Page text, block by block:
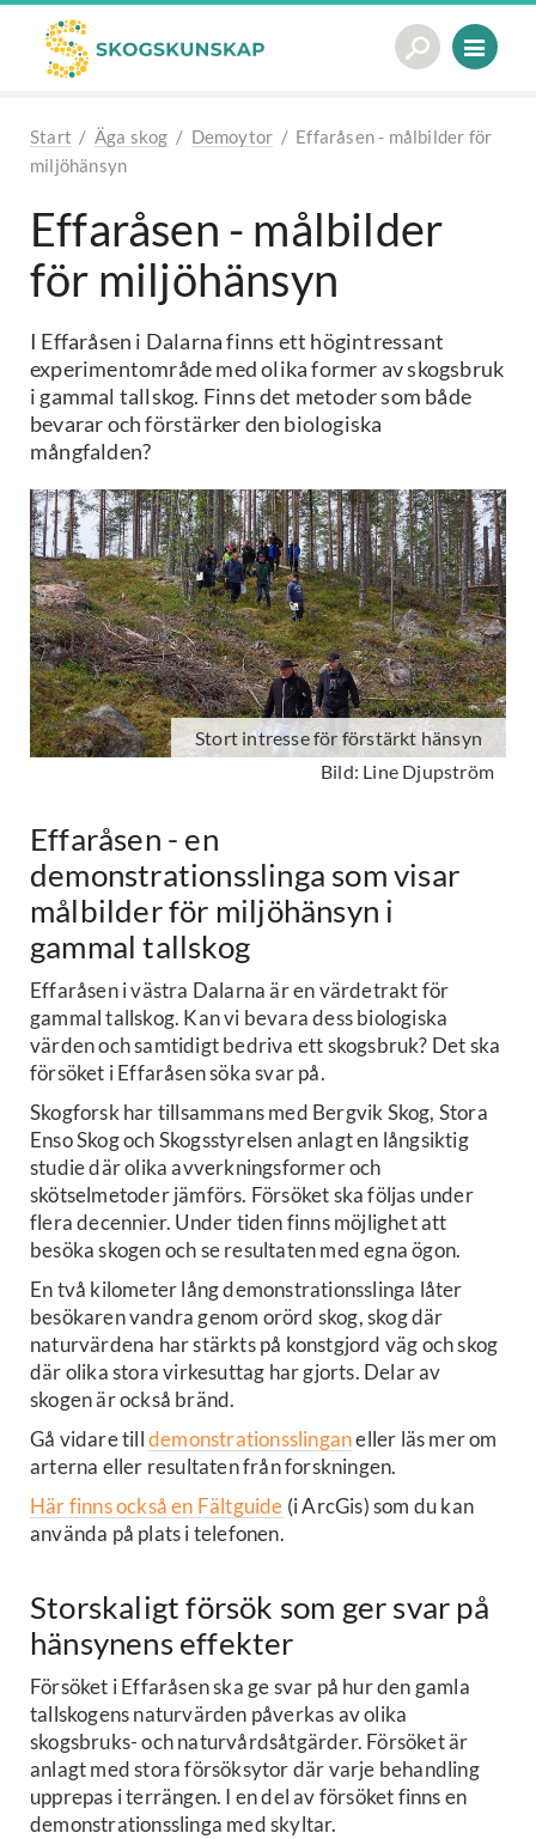
Start / Äga skog / Demoytor / Effaråsen - målbilder för
miljöhänsyn
Effaråsen - målbilder
för miljöhänsyn
I Effaråsen i Dalarna finns ett högintressant
experimentområde med olika former av skogsbruk
i gammal tallskog. Finns det metoder som både
bevarar och förstärker den biologiska
mångfalden?
Stort intresse för förstärkt hänsyn
Bild: Line Djupström
Effaråsen - en
demonstrationsslinga som visar
målbilder för miljöhänsyn i
gammal tallskog
Effaråsen i västra Dalarna är en värdetrakt för
gammal tallskog. Kan vi bevara dess biologiska
värden och samtidigt bedriva ett skogsbruk? Det ska
försöket i Effaråsen söka svar på.
Skogforsk har tillsammans med Bergvik Skog, Stora
Enso Skog och Skogsstyrelsen anlagt en långsiktig
studie där olika avverkningsformer och
skötselmetoder jämförs. Försöket ska följas under
flera decennier. Under tiden finns möjlighet att
besöka skogen och se resultaten med egna ögon.
En två kilometer lång demonstrationsslinga låter
besökaren vandra genom orörd skog, skog där
naturvärdena har stärkts på konstgjord väg och skog
där olika stora virkesuttag har gjorts. Delar av
skogen är också bränd.
Gå vidare tilldemonstrationsslinganeller läs mer om
arterna eller resultaten från forskningen.
Här finns också en Fältguide (i ArcGis) som du kan
använda på plats i telefonen.
Storskaligt försök som ger svar på
hänsynens effekter
Försöket i Effaråsen ska ge svar på hur den gamla
tallskogens naturvärden påverkas av olika
skogsbruks- och naturvårdsåtgärder. Försöket är
anlagt med stora försöksytor där varje behandling
upprepas i terrängen. I en del av försöket finns en
demonstrationsslinga med skyltar.